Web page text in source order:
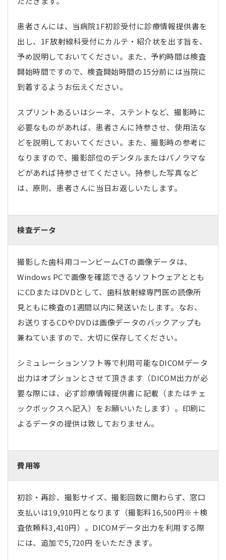
患者さんには、当病院1F初診受付に診療情報提供書を
出し、1F放射線科受付にカルテ・紹介状を出す旨を、
予め説明しておいてください。また、予約時間は検査
開始時間ですので、検査開始時間の15分前には当院に
到着するようお伝えください。
スプリントあるいはシーネ、ステントなど、撮影時に
必要なものがあれば、患者さんに持参させ、使用法な
どを説明しておいてください。また、撮影時の参考に
なりますので、撮影部位のデンタルまたはパノラマな
どがあれば持参させてください。持参した写真など
は、原則、患者さんに当日お返しいたします。
検査データ
撮影した歯科用コーンビームCTの画像データは、
Windows PCで画像を確認できるソフトウェアととも
にCDまたはDVDとして、歯科放射線専門医の読像所
見ともに検査の1週間以内に発送いたします。なお、
お送りするCDやDVDは画像データのバックアップも
兼ねていますので、大切に保存してください。
シミュレーションソフト等で利用可能なDICOMデータ
出力はオプションとさせて頂きます（DICOM出力が必
要な際には、必ず診療情報提供書に記載（またはチェ
ックボックスへ記入）をお願いいたします）。印刷に
よるデータの提供は致しておりません。
費用等
初診・再診、撮影サイズ、撮影回数に関わらず、窓口
支払いは19,910円となります（撮影料16,500円※＋検
査依頼料3,410円）。DICOMデータ出力を利用する際
には、追加で5,720円 をいただきます。